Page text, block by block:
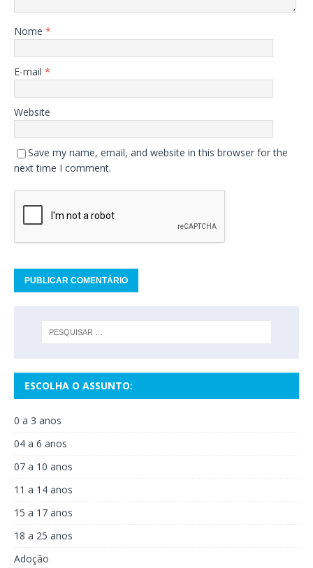
Nome *
E-mail *
Website
Save my name, email, and website in this browser for the
next time I comment.
ESCOLHA O ASSUNTO:
0 a 3 anos
04 a 6 anos
07 a 10 anos
11 a 14 anos
15 a 17 anos
18 a 25 anos
Adoção